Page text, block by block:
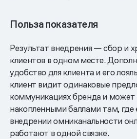
Польза показателя
Результат внедрения — сбор и
клиентов в одном месте.
удобство для клиента и его
клиент видит одинаковые
коммуникациях бренда и может
накопленными баллами там,
внедрении омниканальности
работают в одной связке.